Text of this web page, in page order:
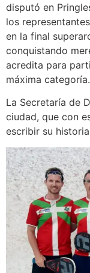
disputó en
los
en la final
conquistando
acredita para
máxima categoría.
La Secretaría de
ciudad, que con
escribir su